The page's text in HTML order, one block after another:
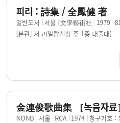
피리 : 詩集 / 全鳳健 著
일반도서 서울 文學藝術社 1979
[본관] 서고(열람신청 후 1층 대출대)
NONB 서울 RCA 1974 청구기호 :